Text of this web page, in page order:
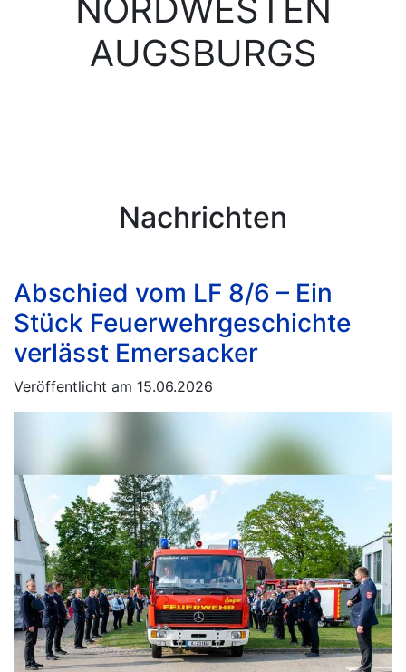
NORDWESTEN
AUGSBURGS
Nachrichten
Abschied vom LF 8/6 – Ein
Stück Feuerwehrgeschichte
verlässt Emersacker
Veröffentlicht am 15.06.2026